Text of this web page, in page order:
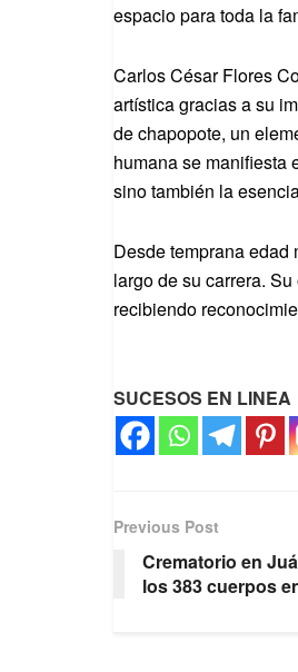
espacio para toda la
Carlos César Flores
artística gracias a su
de chapopote, un
humana se manifiesta
sino también la
Desde temprana edad
largo de su carrera.
recibiendo
SUCESOS EN LINEA
Previous Post
Crematorio en
los 383 cuerpos